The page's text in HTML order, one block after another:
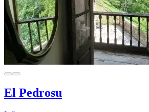
El Pedrosu